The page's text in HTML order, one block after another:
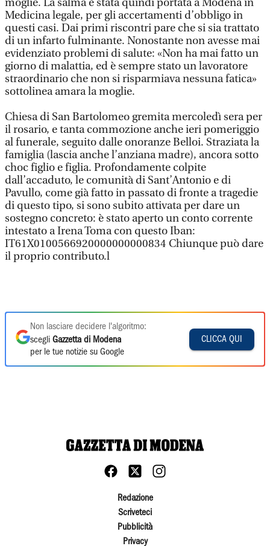
moglie. La salma è stata quindi portata a Modena in
Medicina legale, per gli accertamenti d’obbligo in
questi casi. Dai primi riscontri pare che si sia trattato
di un infarto fulminante. Nonostante non avesse mai
evidenziato problemi di salute: «Non ha mai fatto un
giorno di malattia, ed è sempre stato un lavoratore
straordinario che non si risparmiava nessuna fatica»
sottolinea amara la moglie.
Chiesa di San Bartolomeo gremita mercoledì sera per
il rosario, e tanta commozione anche ieri pomeriggio
al funerale, seguito dalle onoranze Belloi. Straziata la
famiglia (lascia anche l’anziana madre), ancora sotto
choc figlio e figlia. Profondamente colpite
dall’accaduto, le comunità di Sant’Antonio e di
Pavullo, come già fatto in passato di fronte a tragedie
di questo tipo, si sono subito attivata per dare un
sostegno concreto: è stato aperto un conto corrente
intestato a Irena Toma con questo Iban:
IT61X0100566920000000000834 Chiunque può dare
il proprio contributo.l
Non lasciare decidere l'algoritmo:
scegli Gazzetta di Modena
per le tue notizie su Google
CLICCA QUI
Redazione
Scriveteci
Pubblicità
Privacy